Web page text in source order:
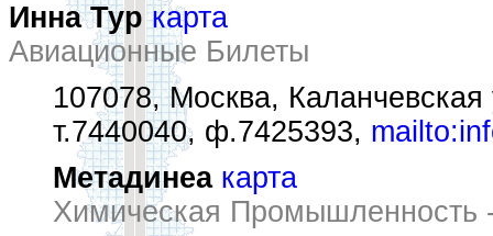
Инна Тур карта
Авиационные Билеты
107078, Москва, Каланчевская
т.7440040, ф.7425393,
Метадинеа карта
Химическая Промышленность